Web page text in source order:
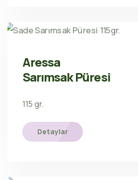
Aressa
Sarımsak Püresi
115 gr.
Detaylar